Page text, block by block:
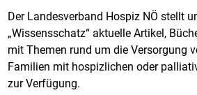
Der Landesverband Hospiz NÖ stellt
„Wissensschatz“ aktuelle Artikel,
mit Themen rund um die Versorgung
Familien mit hospizlichen oder
zur Verfügung.